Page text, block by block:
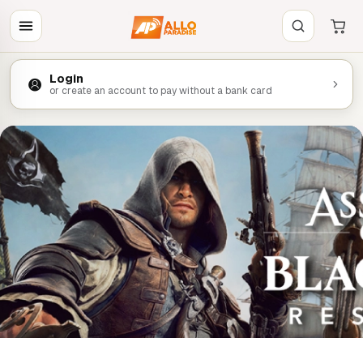
Login
or create an account to pay without a bank card